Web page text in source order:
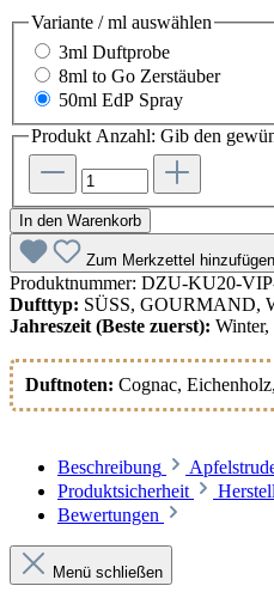
Variante / ml auswählen
3ml Duftprobe
8ml to Go Zerstäuber
50ml EdP Spray
Produkt Anzahl: Gib den
In den Warenkorb
Zum Merkzettel hinzufügen
Produktnummer: DZU-KU20-
Dufttyp: SÜSS, GOURMAND,
Jahreszeit (Beste zuerst):
Duftnoten: Cognac, Eichenholz
Beschreibung
Produktsicherheit
Bewertungen
Menü schließen